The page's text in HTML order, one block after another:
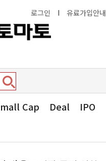
로그인 I 유료가입안내
Cap Deal IPO